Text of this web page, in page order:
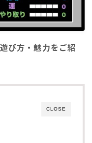
び方・魅力をご紹
CLOSE